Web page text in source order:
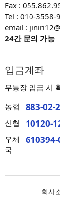
Fax :
Tel : 010-3558-
email :
24간 문의 가능
입금계좌
무통장 입금 시
농협
883-02-
신협
10120-
우체
국
610394-
회사